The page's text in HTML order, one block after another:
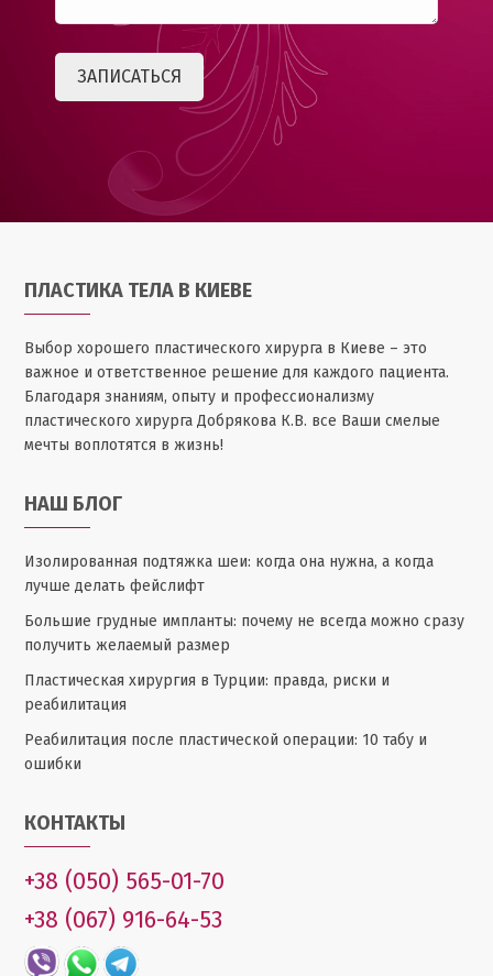
ПЛАСТИКА ТЕЛА В КИЕВЕ
Выбор хорошего пластического хирурга в Киеве – это
важное и ответственное решение для каждого пациента.
Благодаря знаниям, опыту и профессионализму
пластического хирурга Добрякова К.В. все Ваши смелые
мечты воплотятся в жизнь!
НАШ БЛОГ
Изолированная подтяжка шеи: когда она нужна, а когда
лучше делать фейслифт
Большие грудные импланты: почему не всегда можно сразу
получить желаемый размер
Пластическая хирургия в Турции: правда, риски и
реабилитация
Реабилитация после пластической операции: 10 табу и
ошибки
КОНТАКТЫ
+38 (050) 565-01-70
+38 (067) 916-64-53